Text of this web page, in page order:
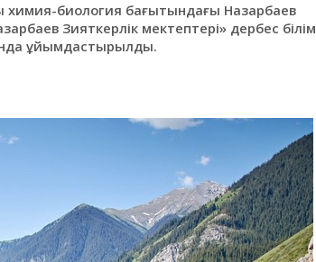
химия-биология бағытындағы Назарбаев
Зияткерлік мектептері» дербес білім
ұйымдастырылды.